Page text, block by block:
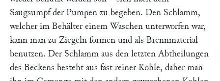
Saugsumpf der Pumpen zu begeben. Den Schlamm,
welcher im Behälter einem Waschen unterworfen war,
kann man zu Ziegeln formen und als Brennmaterial
benutzen. Der Schlamm aus den letzten Abtheilungen
des Beckens besteht aus fast reiner Kohle, daher man